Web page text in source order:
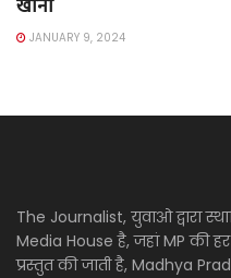
JANUARY 9, 2024
The Journalist, युवाओ द्वारा
Media House है, जहां MP की
प्रस्तुत की जाती है, Madhya